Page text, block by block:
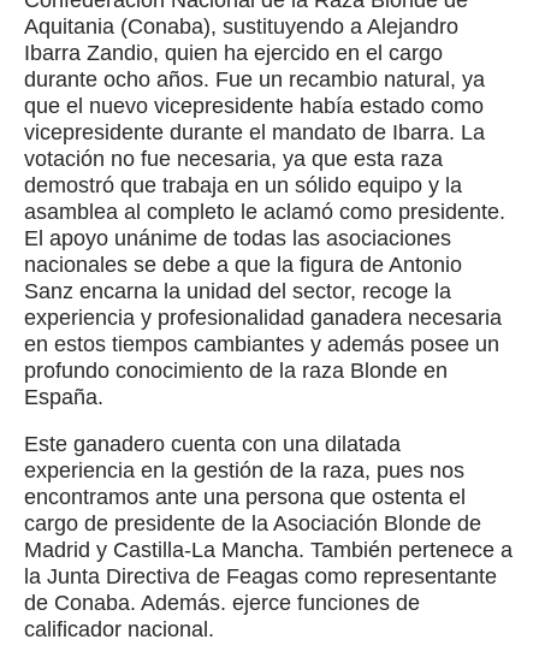
Aquitania (Conaba), sustituyendo a Alejandro
Ibarra Zandio, quien ha ejercido en el cargo
durante ocho años. Fue un recambio natural, ya
que el nuevo vicepresidente había estado como
vicepresidente durante el mandato de Ibarra. La
votación no fue necesaria, ya que esta raza
demostró que trabaja en un sólido equipo y la
asamblea al completo le aclamó como presidente.
El apoyo unánime de todas las asociaciones
nacionales se debe a que la figura de Antonio
Sanz encarna la unidad del sector, recoge la
experiencia y profesionalidad ganadera necesaria
en estos tiempos cambiantes y además posee un
profundo conocimiento de la raza Blonde en
España.
Este ganadero cuenta con una dilatada
experiencia en la gestión de la raza, pues nos
encontramos ante una persona que ostenta el
cargo de presidente de la Asociación Blonde de
Madrid y Castilla-La Mancha. También pertenece a
la Junta Directiva de Feagas como representante
de Conaba. Además. ejerce funciones de
calificador nacional.